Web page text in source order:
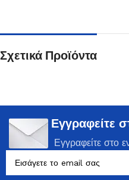
Σχετικά Προϊόντα
Εγγραφείτε
Εγγραφείτε στο